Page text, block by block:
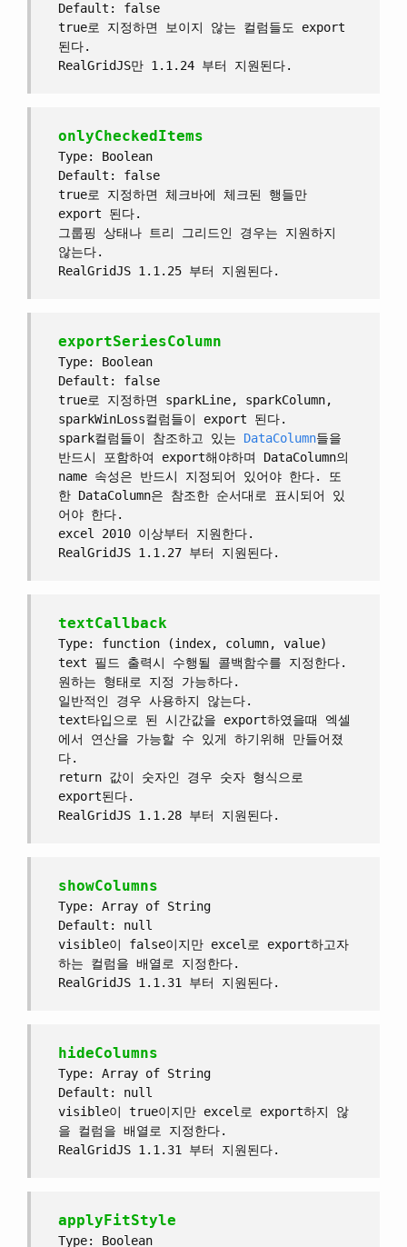
Default: false
true로 지정하면 보이지 않는 컬럼들도 export
된다.
RealGridJS만 1.1.24 부터 지원된다.
onlyCheckedItems
Type: Boolean
Default: false
true로 지정하면 체크바에 체크된 행들만
export 된다.
그룹핑 상태나 트리 그리드인 경우는 지원하지
않는다.
RealGridJS 1.1.25 부터 지원된다.
exportSeriesColumn
Type: Boolean
Default: false
true로 지정하면 sparkLine, sparkColumn,
sparkWinLoss컬럼들이 export 된다.
spark컬럼들이 참조하고 있는 DataColumn들을
반드시 포함하여 export해야하며 DataColumn의
name 속성은 반드시 지정되어 있어야 한다. 또
한 DataColumn은 참조한 순서대로 표시되어 있
어야 한다.
excel 2010 이상부터 지원한다.
RealGridJS 1.1.27 부터 지원된다.
textCallback
Type: function (index, column, value)
text 필드 출력시 수행될 콜백함수를 지정한다.
원하는 형태로 지정 가능하다.
일반적인 경우 사용하지 않는다.
text타입으로 된 시간값을 export하였을때 엑셀
에서 연산을 가능할 수 있게 하기위해 만들어졌
다.
return 값이 숫자인 경우 숫자 형식으로
export된다.
RealGridJS 1.1.28 부터 지원된다.
showColumns
Type: Array of String
Default: null
visible이 false이지만 excel로 export하고자
하는 컬럼을 배열로 지정한다.
RealGridJS 1.1.31 부터 지원된다.
hideColumns
Type: Array of String
Default: null
visible이 true이지만 excel로 export하지 않
을 컬럼을 배열로 지정한다.
RealGridJS 1.1.31 부터 지원된다.
applyFitStyle
Type: Boolean